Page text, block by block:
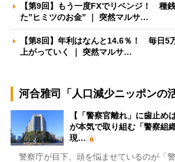
【第9回】もう一度FXでリベンジ！ 種
た”ヒミツのお金” ｜ 突然マルサ…
【第8回】年利はなんと14.6％！ 毎日5
上がっていく ｜ 突然マルサ…
河合雅司「人口減少ニッポンの
【「警察官離れ」に歯止め
が本気で取り組む「警察
現…
警察庁が目下、頭を悩ませているのが「